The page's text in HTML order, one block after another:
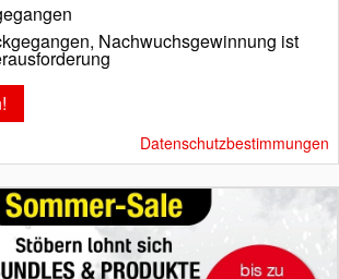
Nachwuchsgewinnung ist
Datenschutzbestimmungen